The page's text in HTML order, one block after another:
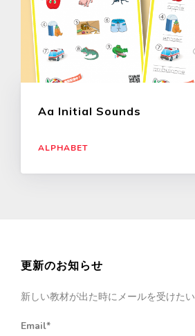
Aa Initial Sounds
ALPHABET
更新のお知らせ
新しい教材が出た時にメールを受けたい
Email*